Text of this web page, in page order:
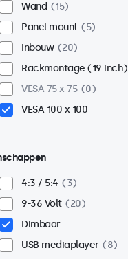
Wand
15
Panel mount
5
Inbouw
20
Rackmontage (19 inch)
VESA 75 x 75
0
VESA 100 x 100
4:3 / 5:4
3
9-36 Volt
20
Dimbaar
USB mediaplayer
8